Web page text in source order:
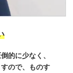
的に少なく、
ので、ものす